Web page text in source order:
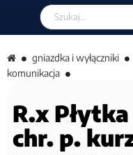
Szukaj w sklepie
gniazdka i wyłączniki
komunikacja
R.x
chr. p.